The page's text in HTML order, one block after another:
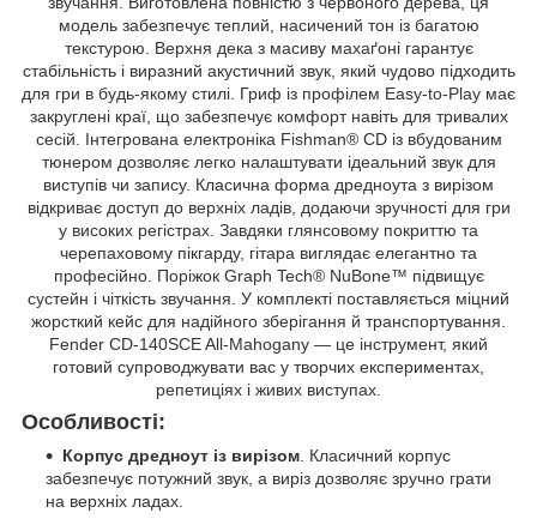
модель забезпечує теплий, насичений тон із багатою
текстурою. Верхня дека з масиву махаґоні гарантує
стабільність і виразний акустичний звук, який чудово підходить
для гри в будь-якому стилі. Гриф із профілем Easy-to-Play має
закруглені краї, що забезпечує комфорт навіть для тривалих
сесій. Інтегрована електроніка Fishman® CD із вбудованим
тюнером дозволяє легко налаштувати ідеальний звук для
виступів чи запису. Класична форма дредноута з вирізом
відкриває доступ до верхніх ладів, додаючи зручності для гри
у високих регістрах. Завдяки глянсовому покриттю та
черепаховому пікгарду, гітара виглядає елегантно та
професійно. Поріжок Graph Tech® NuBone™ підвищує
сустейн і чіткість звучання. У комплекті поставляється міцний
жорсткий кейс для надійного зберігання й транспортування.
Fender CD-140SCE All-Mahogany — це інструмент, який
готовий супроводжувати вас у творчих експериментах,
репетиціях і живих виступах.
Особливості:
Корпус дредноут із вирізом . Класичний корпус
забезпечує потужний звук, а виріз дозволяє зручно грати
на верхніх ладах.